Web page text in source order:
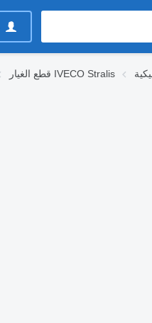
قطع الغيار IVECO Stralis